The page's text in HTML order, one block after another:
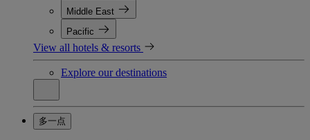
Middle East
Pacific
View all hotels & resorts
Explore our destinations
多一点